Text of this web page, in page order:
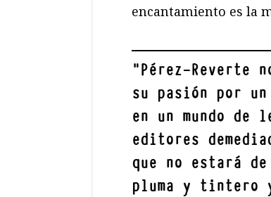
encantamiento es la
"Pérez-Reverte
su pasión por
en un mundo de
editores
que no estará de
pluma y tintero